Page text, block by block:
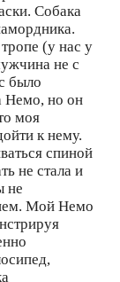
Собака
(у нас у
не с
было
Немо, но он
моя
к нему.
спиной
не стала и
не
Мой Немо